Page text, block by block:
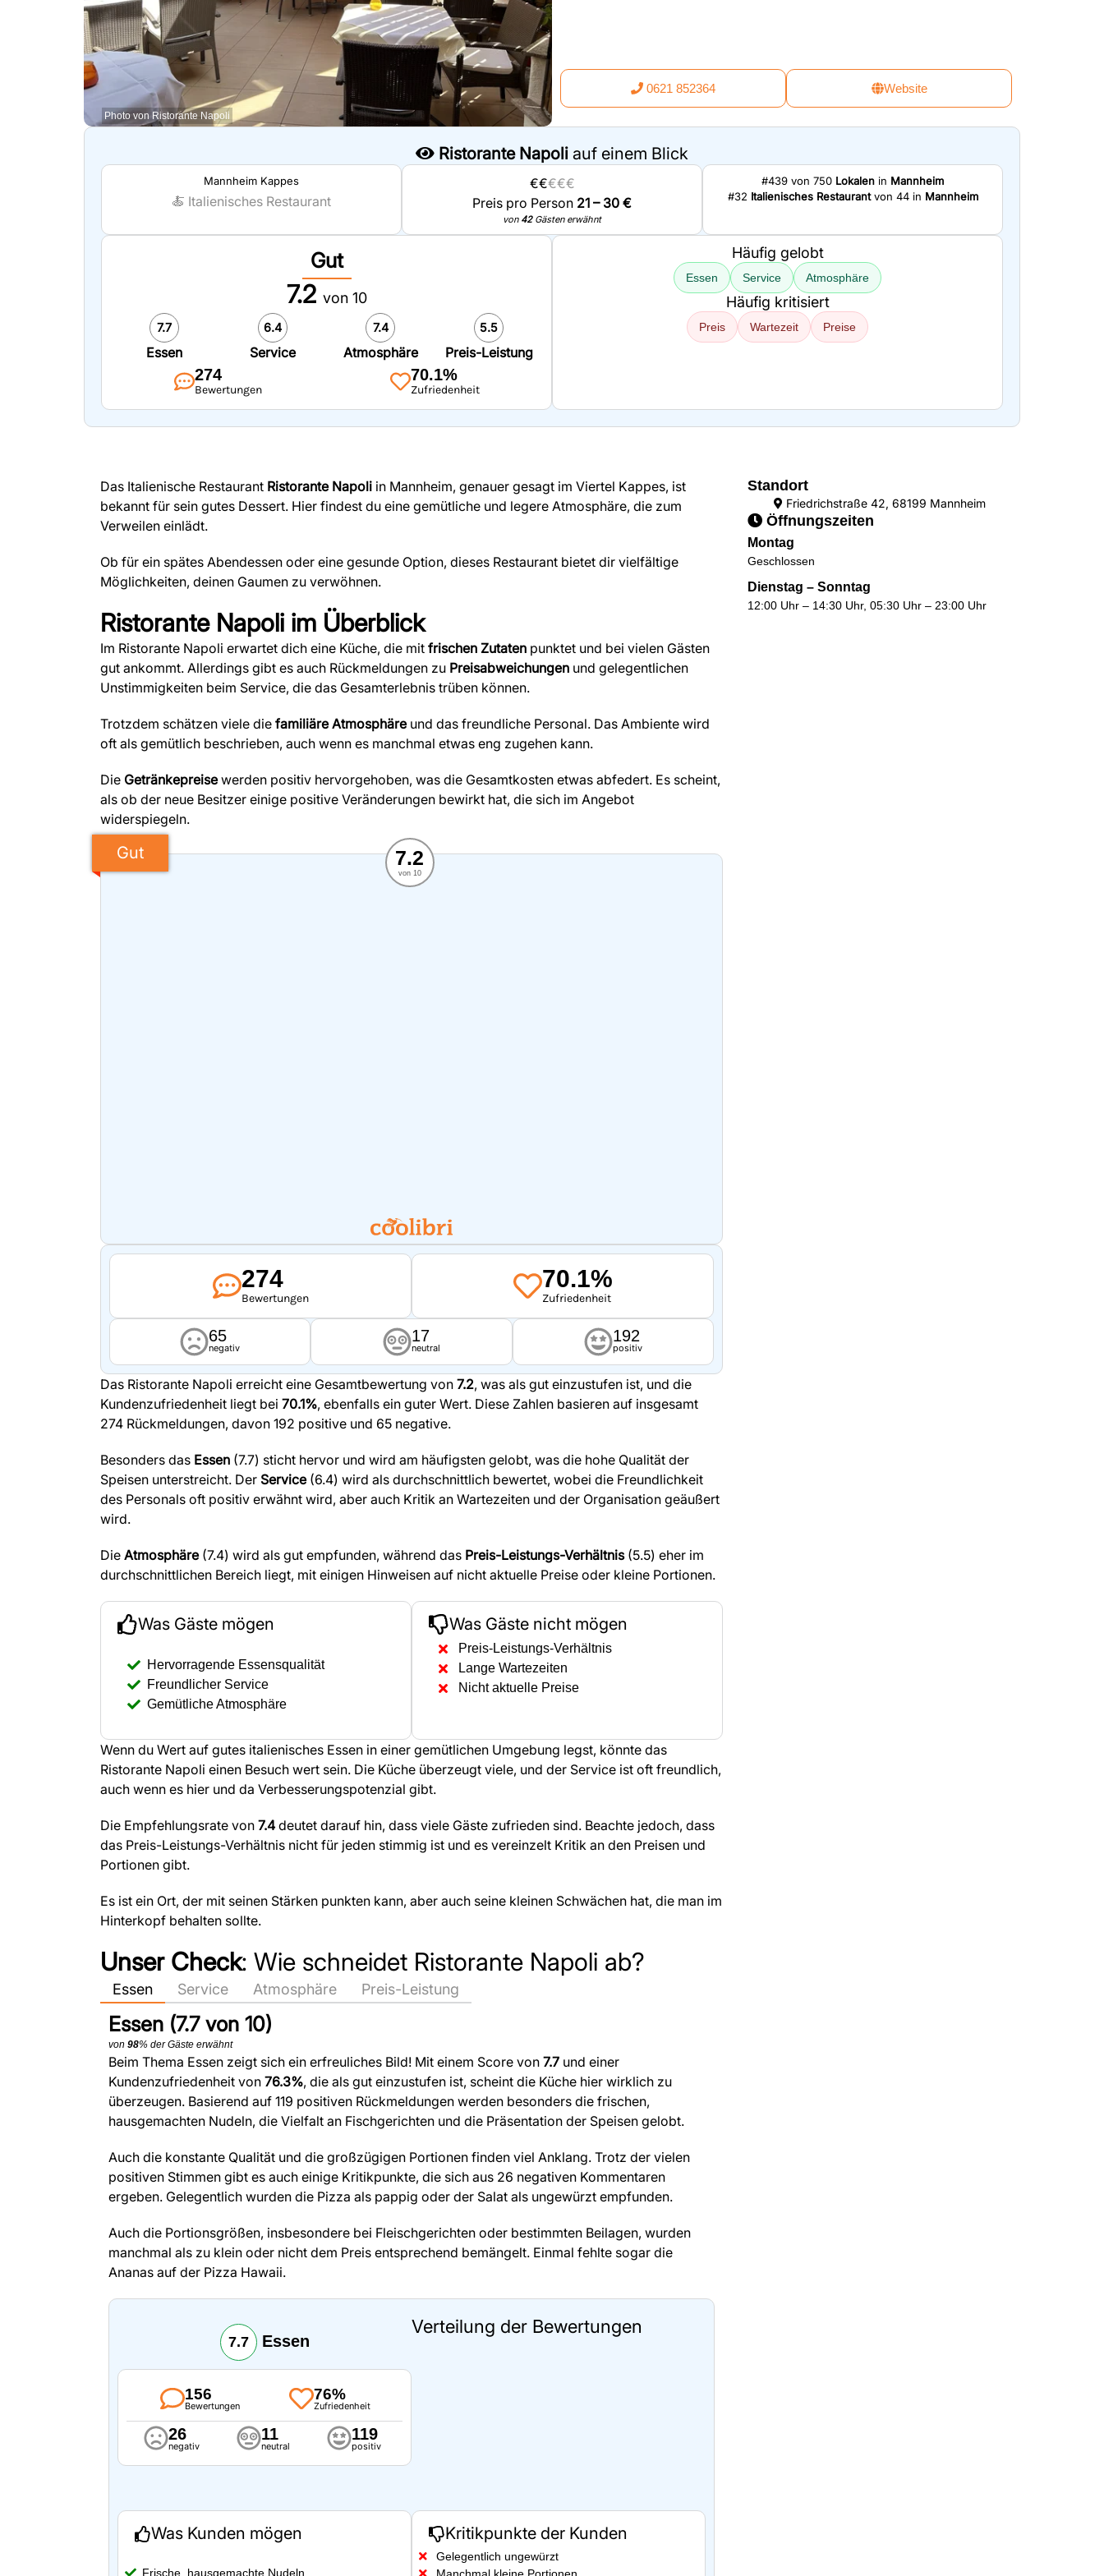
Photo von Ristorante Napoli
0621 852364 Website
Ristorante Napoli auf einem Blick
Mannheim Kappes
🍝 Italienisches Restaurant
€€€€€
Preis pro Person 21 – 30 €
von 42Gästen erwähnt
#439 von 750 Lokalen in Mannheim
#32 Italienisches Restaurantvon 44 in Mannheim
Gut
7.2 von 10
7.7
Essen
6.4
Service
7.4
Atmosphäre
5.5
Preis-Leistung
274
Bewertungen
70.1%
Zufriedenheit
Häufig gelobt
Essen Service Atmosphäre
Häufig kritisiert
Preis Wartezeit Preise
Das Italienische Restaurant Ristorante Napoli in Mannheim, genauer gesagt im Viertel Kappes, ist
bekannt für sein gutes Dessert. Hier findest du eine gemütliche und legere Atmosphäre, die zum
Verweilen einlädt.
Ob für ein spätes Abendessen oder eine gesunde Option, dieses Restaurant bietet dir vielfältige
Möglichkeiten, deinen Gaumen zu verwöhnen.
Ristorante Napoli im Überblick
Im Ristorante Napoli erwartet dich eine Küche, die mit frischen Zutaten punktet und bei vielen Gästen
gut ankommt. Allerdings gibt es auch Rückmeldungen zu Preisabweichungen und gelegentlichen
Unstimmigkeiten beim Service, die das Gesamterlebnis trüben können.
Trotzdem schätzen viele die familiäre Atmosphäreund das freundliche Personal. Das Ambiente wird
oft als gemütlich beschrieben, auch wenn es manchmal etwas eng zugehen kann.
Die Getränkepreisewerden positiv hervorgehoben, was die Gesamtkosten etwas abfedert. Es scheint,
als ob der neue Besitzer einige positive Veränderungen bewirkt hat, die sich im Angebot
widerspiegeln.
Gut 7.2
von 10
274
Bewertungen
70.1%
Zufriedenheit
65
negativ
17
neutral
192
positiv
Das Ristorante Napoli erreicht eine Gesamtbewertung von 7.2, was als gut einzustufen ist, und die
Kundenzufriedenheit liegt bei 70.1%, ebenfalls ein guter Wert. Diese Zahlen basieren auf insgesamt
274 Rückmeldungen, davon 192 positive und 65 negative.
Besonders das Essen (7.7) sticht hervor und wird am häufigsten gelobt, was die hohe Qualität der
Speisen unterstreicht. Der Service(6.4) wird als durchschnittlich bewertet, wobei die Freundlichkeit
des Personals oft positiv erwähnt wird, aber auch Kritik an Wartezeiten und der Organisation geäußert
wird.
Die Atmosphäre(7.4) wird als gut empfunden, während das Preis-Leistungs-Verhältnis(5.5) eher im
durchschnittlichen Bereich liegt, mit einigen Hinweisen auf nicht aktuelle Preise oder kleine Portionen.
Was Gäste mögen
Hervorragende Essensqualität
Freundlicher Service
Gemütliche Atmosphäre
Was Gäste nicht mögen
Preis-Leistungs-Verhältnis
Lange Wartezeiten
Nicht aktuelle Preise
Wenn du Wert auf gutes italienisches Essen in einer gemütlichen Umgebung legst, könnte das
Ristorante Napoli einen Besuch wert sein. Die Küche überzeugt viele, und der Service ist oft freundlich,
auch wenn es hier und da Verbesserungspotenzial gibt.
Die Empfehlungsrate von 7.4 deutet darauf hin, dass viele Gäste zufrieden sind. Beachte jedoch, dass
das Preis-Leistungs-Verhältnis nicht für jeden stimmig ist und es vereinzelt Kritik an den Preisen und
Portionen gibt.
Es ist ein Ort, der mit seinen Stärken punkten kann, aber auch seine kleinen Schwächen hat, die man im
Hinterkopf behalten sollte.
Unser Check: Wie schneidet Ristorante Napoli ab?
Essen Service Atmosphäre Preis-Leistung
Essen (7.7 von 10)
von 98% der Gäste erwähnt
Beim Thema Essen zeigt sich ein erfreuliches Bild! Mit einem Score von 7.7 und einer
Kundenzufriedenheit von 76.3%, die als gut einzustufen ist, scheint die Küche hier wirklich zu
überzeugen. Basierend auf 119 positiven Rückmeldungen werden besonders die frischen,
hausgemachten Nudeln, die Vielfalt an Fischgerichten und die Präsentation der Speisen gelobt.
Auch die konstante Qualität und die großzügigen Portionen finden viel Anklang. Trotz der vielen
positiven Stimmen gibt es auch einige Kritikpunkte, die sich aus 26 negativen Kommentaren
ergeben. Gelegentlich wurden die Pizza als pappig oder der Salat als ungewürzt empfunden.
Auch die Portionsgrößen, insbesondere bei Fleischgerichten oder bestimmten Beilagen, wurden
manchmal als zu klein oder nicht dem Preis entsprechend bemängelt. Einmal fehlte sogar die
Ananas auf der Pizza Hawaii.
7.7 Essen
156
Bewertungen
76%
Zufriedenheit
26
negativ
11
neutral
119
positiv
Verteilung der Bewertungen
Was Kunden mögen
Frische, hausgemachte Nudeln
Kritikpunkte der Kunden
Gelegentlich ungewürzt
Standort
Friedrichstraße 42, 68199 Mannheim
Öffnungszeiten
Montag
Geschlossen
Dienstag – Sonntag
12:00 Uhr – 14:30 Uhr, 05:30 Uhr – 23:00 Uhr